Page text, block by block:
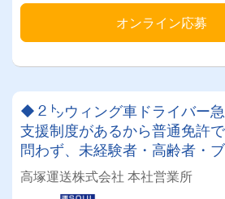
オンライン応募
◆２㌧ウィング車ドライバー
支援制度があるから普通免許
問わず、未経験者・高齢者・
歓迎！！創業６０年 地元密着
す。賞与年３回支給 ♪
高塚運送株式会社 本社営業所